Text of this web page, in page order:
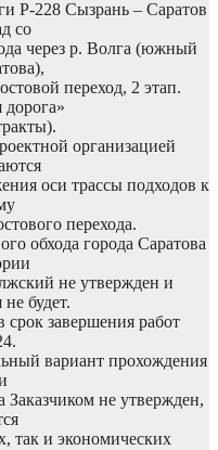
Р-228 Сызрань – Саратов
со
через р. Волга (южный
переход, 2 этап.
организацией
оси трассы подходов к
перехода.
обхода города Саратова
не утвержден и
не будет.
срок завершения работ
вариант прохождения
Заказчиком не утвержден,
так и экономических